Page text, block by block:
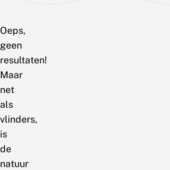
Oeps,
geen
resultaten!
Maar
net
als
vlinders,
is
de
natuur